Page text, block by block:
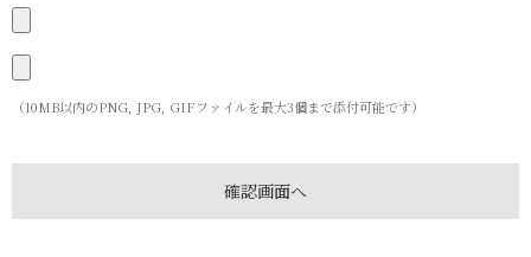
（10MB以内のPNG, JPG, GIFファイルを最大3個まで添付可能です）